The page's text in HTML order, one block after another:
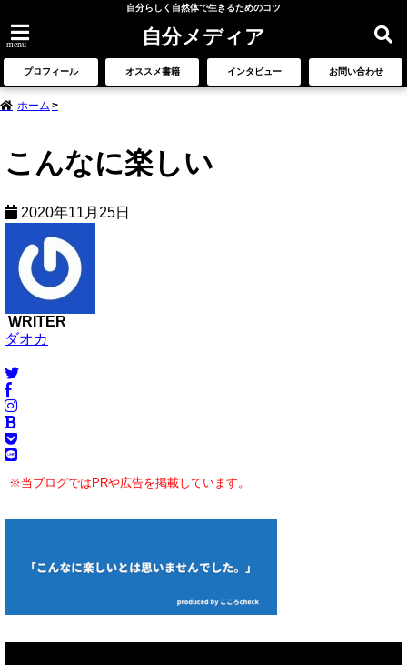
自分らしく自然体で生きるためのコツ
menu 自分メディア
プロフィール オススメ書籍 インタビュー お問い合わせ
ホーム
こんなに楽しい
2020年11月25日
WRITER
ダオカ
※当ブログではPRや広告を掲載しています。